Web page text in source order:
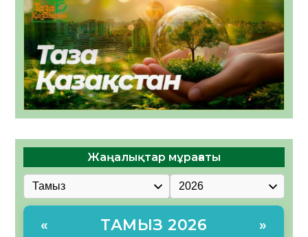
Жаңалықтар мұрағаты
« ТАМЫЗ 2026 »